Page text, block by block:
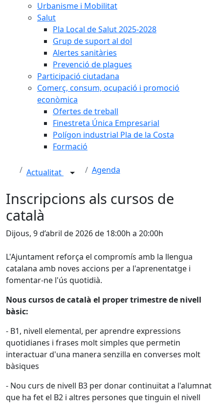
Urbanisme i Mobilitat
Salut
Pla Local de Salut 2025-2028
Grup de suport al dol
Alertes sanitàries
Prevenció de plagues
Participació ciutadana
Comerç, consum, ocupació i promoció
econòmica
Ofertes de treball
Finestreta Única Empresarial
Polígon industrial Pla de la Costa
Formació
Actualitat Agenda
Inscripcions als cursos de
català
Dijous, 9 d’abril de 2026 de 18:00h a 20:00h
L'Ajuntament reforça el compromís amb la llengua
catalana amb noves accions per a l'aprenentatge i
fomentar-ne l'ús quotidià.
Nous cursos de català el proper trimestre de nivell
bàsic:
- B1, nivell elemental, per aprendre expressions
quotidianes i frases molt simples que permetin
interactuar d'una manera senzilla en converses molt
bàsiques
- Nou curs de nivell B3 per donar continuïtat a l'alumnat
que ha fet el B2 i altres persones que tinguin el nivell